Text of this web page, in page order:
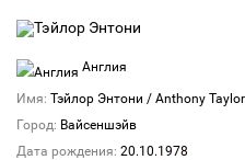
Англия
Имя: Тэйлор Энтони / Anthony Taylor
Город: Вайсеншэйв
Дата рождения: 20.10.1978